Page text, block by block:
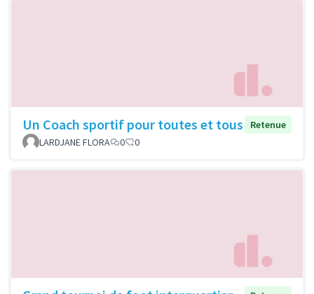
Un Coach sportif pour toutes et tous
Retenue
LARDJANE FLORA
0 0